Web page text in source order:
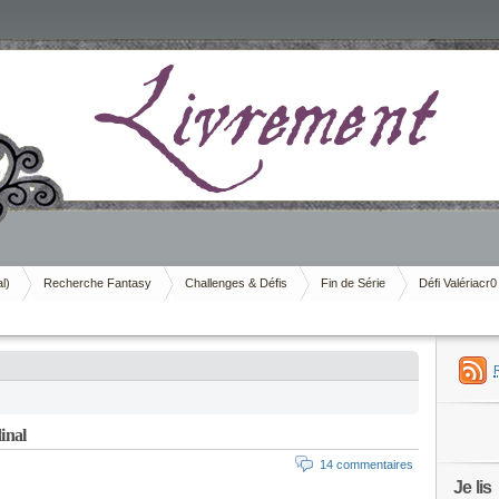
Recherche Fantasy Challenges & Défis Fin de Série Défi Valériacr0
14 commentaires
Je lis